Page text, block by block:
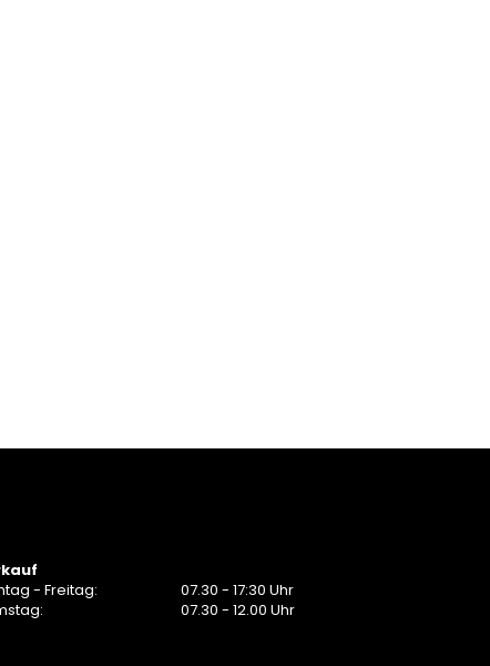
- Freitag:
07.30 - 17:30 Uhr
07.30 - 12.00 Uhr